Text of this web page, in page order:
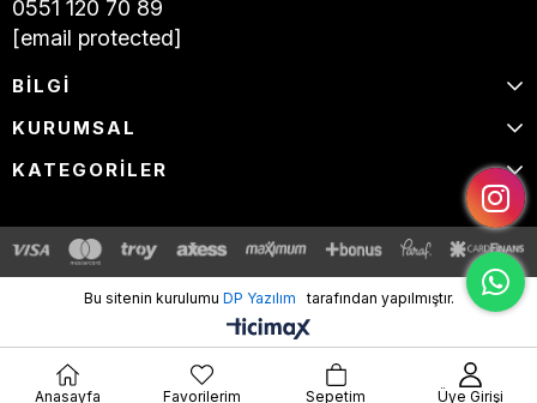
0551 120 70 89
[email protected]
BİLGİ
KURUMSAL
KATEGORİLER
Bu sitenin kurulumu DP Yazılım tarafından yapılmıştır.
Anasayfa Favorilerim Sepetim Üye Girişi